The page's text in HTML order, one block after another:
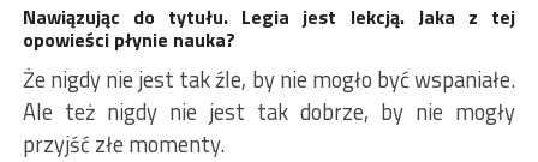
Nawiązując do tytułu. Legia jest lekcją. Jaka z tej
opowieści płynie nauka?
Że nigdy nie jest tak źle, by nie mogło być wspaniałe.
Ale też nigdy nie jest tak dobrze, by nie mogły
przyjść złe momenty.